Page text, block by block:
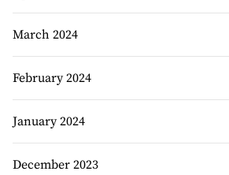
March 2024
February 2024
January 2024
December 2023